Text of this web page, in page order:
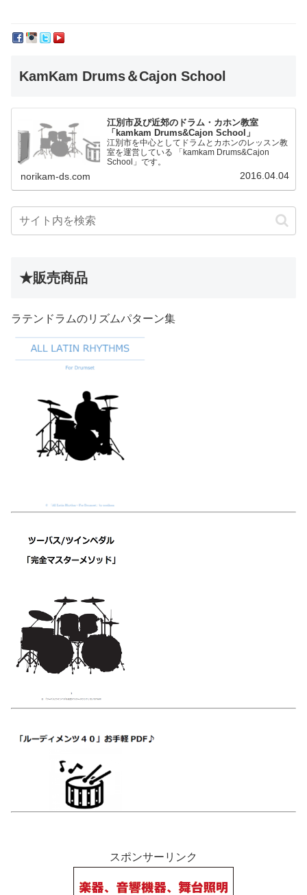
KamKam Drums＆Cajon School
江別市及び近郊のドラム・カホン教室
「kamkam Drums&Cajon School」
江別市を中心としてドラムとカホンのレッスン教
室を運営している 「kamkam Drums&Cajon
School」です。
norikam-ds.com 2016.04.04
★販売商品
ラテンドラムのリズムパターン集
スポンサーリンク